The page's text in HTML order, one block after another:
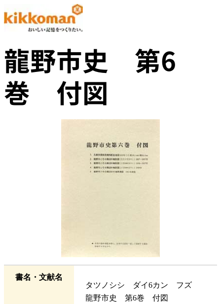
龍野市史 第6
巻 付図
書名・文献名
タツノシシ ダイ6カン フズ
龍野市史 第6巻 付図